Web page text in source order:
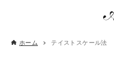
ホーム テイストスケール法